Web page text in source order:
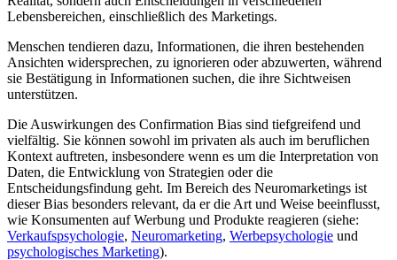
Lebensbereichen, einschließlich des Marketings.
Menschen tendieren dazu, Informationen, die ihren bestehenden
Ansichten widersprechen, zu ignorieren oder abzuwerten, während
sie Bestätigung in Informationen suchen, die ihre Sichtweisen
unterstützen.
Die Auswirkungen des Confirmation Bias sind tiefgreifend und
vielfältig. Sie können sowohl im privaten als auch im beruflichen
Kontext auftreten, insbesondere wenn es um die Interpretation von
Daten, die Entwicklung von Strategien oder die
Entscheidungsfindung geht. Im Bereich des Neuromarketings ist
dieser Bias besonders relevant, da er die Art und Weise beeinflusst,
wie Konsumenten auf Werbung und Produkte reagieren (siehe:
Verkaufspsychologie, Neuromarketing, Werbepsychologie und
psychologisches Marketing).